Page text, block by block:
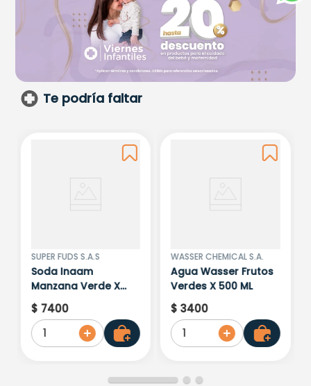
Te podría faltar
SUPER FUDS S.A.S
Soda Inaam
Manzana Verde X
269
$ 7400
1
WASSER CHEMICAL S.A.
Agua Wasser Frutos
Verdes X 500 ML
$ 3400
1